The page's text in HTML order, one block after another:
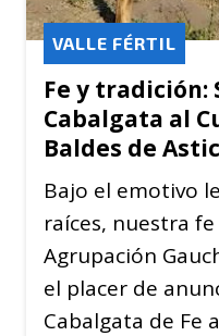
Fe y tradición:
Cabalgata al
Baldes de
VALLE FÉRTIL
Bajo el emotivo
raíces, nuestra
Agrupación
el placer de
Cabalgata de Fe